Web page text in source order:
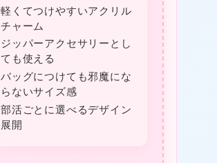
軽くてつけやすいアクリル
チャーム
ジッパーアクセサリーとし
ても使える
バッグにつけても邪魔にな
らないサイズ感
部活ごとに選べるデザイン
展開